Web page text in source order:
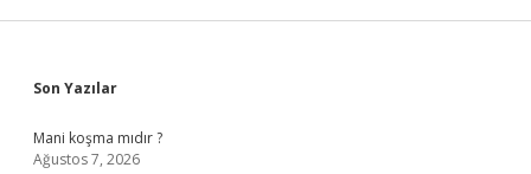
Sidebar
Son Yazılar
Mani koşma mıdır ?
Ağustos 7, 2026